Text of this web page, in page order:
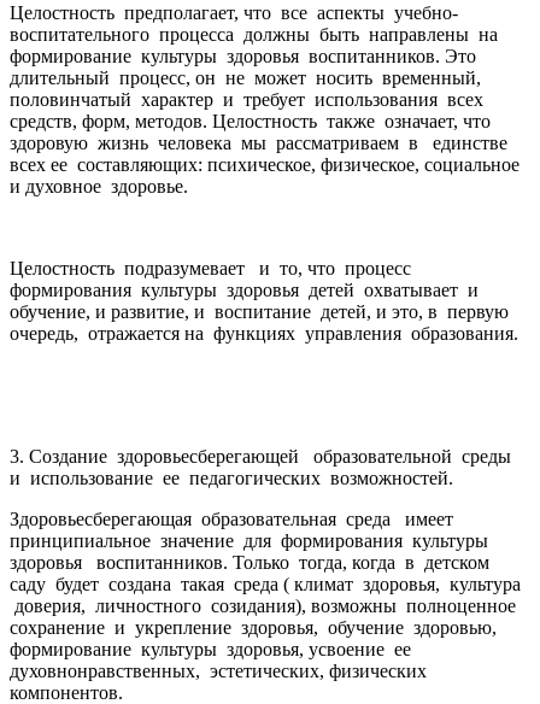
Целостность предполагает, что все аспекты учебно-
воспитательного процесса должны быть направлены на
формирование культуры здоровья воспитанников. Это
длительный процесс, он не может носить временный,
половинчатый характер и требует использования всех
средств, форм, методов. Целостность также означает, что
здоровую жизнь человека мы рассматриваем в единстве
всех ее составляющих: психическое, физическое, социальное
и духовное здоровье.
Целостность подразумевает и то, что процесс
формирования культуры здоровья детей охватывает и
обучение, и развитие, и воспитание детей, и это, в первую
очередь, отражается на функциях управления образования.
3. Создание здоровьесберегающей образовательной среды
и использование ее педагогических возможностей.
Здоровьесберегающая образовательная среда имеет
принципиальное значение для формирования культуры
здоровья воспитанников. Только тогда, когда в детском
саду будет создана такая среда ( климат здоровья, культура
доверия, личностного созидания), возможны полноценное
сохранение и укрепление здоровья, обучение здоровью,
формирование культуры здоровья, усвоение ее
духовнонравственных, эстетических, физических
компонентов.